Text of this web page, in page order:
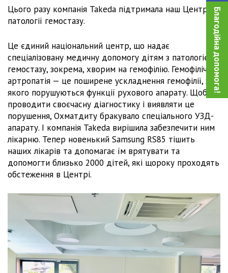
Благодійна допомога!
Цього разу компанія Takeda підтримала наш Центр
патології гемостазу.
Це єдиний національний центр, що надає
спеціалізовану медичну допомогу дітям з патологією
гемостазу, зокрема, хворим на гемофілію. Гемофілічна
артропатія — це поширене ускладнення гемофілії, за
якого порушуються функції рухового апарату. Щоб
проводити своєчасну діагностику і виявляти це
порушення, Охматдиту бракувало спеціального УЗД-
апарату. І компанія Takeda вирішила забезпечити ним
лікарню. Тепер новенький Samsung RS85 тішить
наших лікарів та допомагає їм врятувати та
допомогти близько 2000 дітей, які щороку проходять
обстеження в Центрі.